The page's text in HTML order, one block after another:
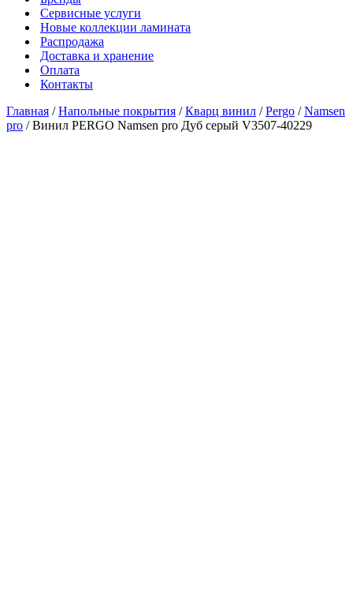
Сервисные услуги
Новые коллекции ламината
Распродажа
Доставка и хранение
Оплата
Контакты
Главная /Напольные покрытия /Кварц винил /Pergo /Namsen
pro / Винил PERGO Namsen pro Дуб серый V3507-40229